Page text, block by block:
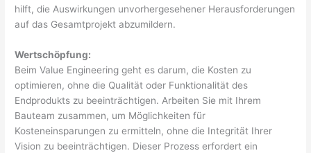
hilft, die Auswirkungen unvorhergesehener Herausforderungen
auf das Gesamtprojekt abzumildern.
Wertschöpfung:
Beim Value Engineering geht es darum, die Kosten zu
optimieren, ohne die Qualität oder Funktionalität des
Endprodukts zu beeinträchtigen. Arbeiten Sie mit Ihrem
Bauteam zusammen, um Möglichkeiten für
Kosteneinsparungen zu ermitteln, ohne die Integrität Ihrer
Vision zu beeinträchtigen. Dieser Prozess erfordert ein